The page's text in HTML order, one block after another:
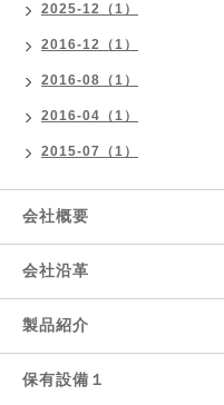
2025-12（1）
2016-12（1）
2016-08（1）
2016-04（1）
2015-07（1）
会社概要
会社沿革
製品紹介
保有設備１